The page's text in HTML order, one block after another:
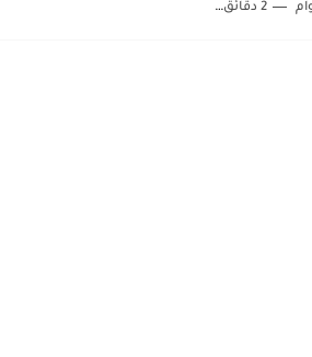
2 دقائق للقراءة